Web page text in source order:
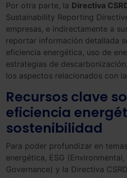
Por otra parte, la Directiva
Sustainability Reporting
empresas, e indirectamente a
reportar información detallada
eficiencia energética, uso de
estrategias de
los aspectos relacionados con
Recursos clave
eficiencia
sostenibilidad
Para poder profundizar en
energética, ESG (Environmental,
Governance) y la Directiva